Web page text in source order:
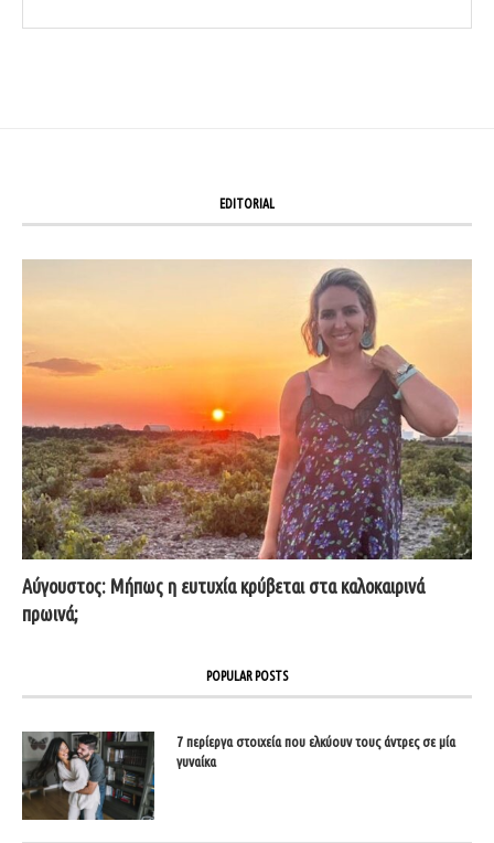
EDITORIAL
Αύγουστος: Μήπως η ευτυχία κρύβεται στα καλοκαιρινά
πρωινά;
POPULAR POSTS
7 περίεργα στοιχεία που ελκύουν τους άντρες σε μία
γυναίκα